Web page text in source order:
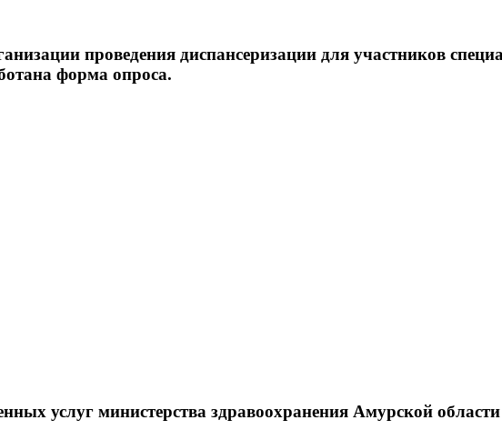
проведения диспансеризации для участников
форма опроса.
услуг министерства здравоохранения Амурской области